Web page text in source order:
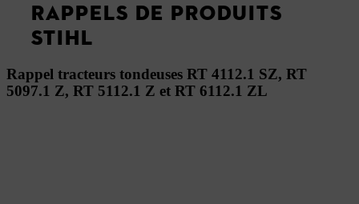
RAPPELS DE PRODUITS
STIHL
Rappel tracteurs tondeuses RT 4112.1 SZ, RT
5097.1 Z, RT 5112.1 Z et RT 6112.1 ZL